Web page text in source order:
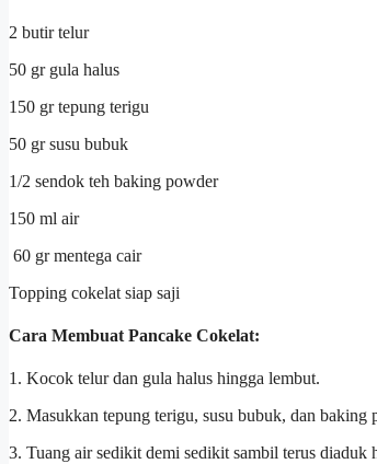
2 butir telur
50 gr gula halus
150 gr tepung terigu
50 gr susu bubuk
1/2 sendok teh baking powder
150 ml air
60 gr mentega cair
Topping cokelat siap saji
Cara Membuat Pancake Cokelat:
1. Kocok telur dan gula halus hingga lembut.
2. Masukkan tepung terigu, susu bubuk, dan baking
3. Tuang air sedikit demi sedikit sambil terus diaduk